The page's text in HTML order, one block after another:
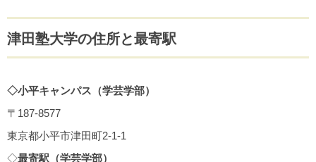
津田塾大学の住所と最寄駅
◇小平キャンパス（学芸学部）
〒187-8577
東京都小平市津田町2-1-1
◇最寄駅（学芸学部）